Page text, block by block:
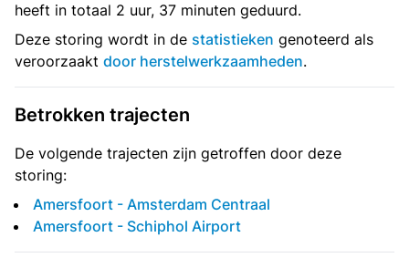
heeft in totaal 2 uur, 37 minuten geduurd.
Deze storing wordt in de statistieken genoteerd als
veroorzaakt door herstelwerkzaamheden.
Betrokken trajecten
De volgende trajecten zijn getroffen door deze
storing:
Amersfoort - Amsterdam Centraal
Amersfoort - Schiphol Airport